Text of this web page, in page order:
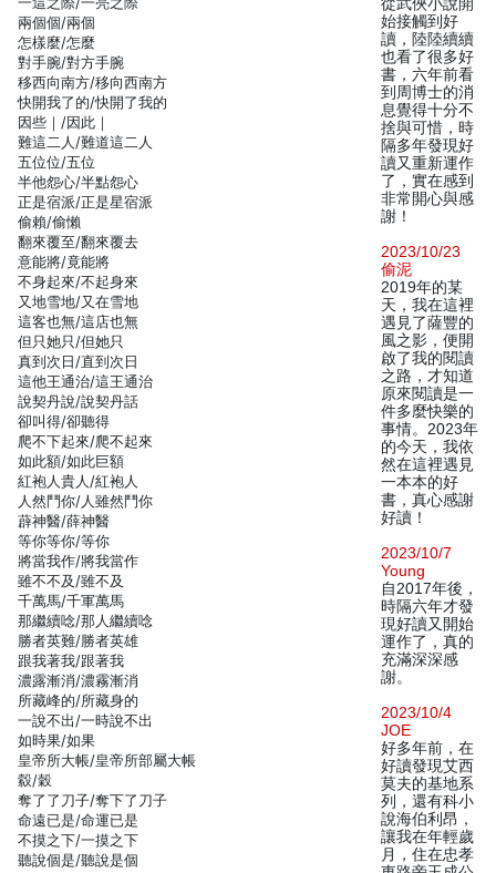
兩個個/兩個
怎樣麼/怎麼
對手腕/對方手腕
移西向南方/移向西南方
快開我了的/快開了我的
因些｜/因此｜
難這二人/難道這二人
五位位/五位
半他怨心/半點怨心
正是宿派/正是星宿派
偷賴/偷懶
翻來覆至/翻來覆去
意能將/竟能將
不身起來/不起身來
又地雪地/又在雪地
這客也無/這店也無
但只她只/但她只
真到次日/直到次日
這他王通治/這王通治
說契丹說/說契丹話
卻叫得/卻聽得
爬不下起來/爬不起來
如此額/如此巨額
紅袍人貴人/紅袍人
人然鬥你/人雖然鬥你
薜神醫/薛神醫
等你等你/等你
將當我作/將我當作
雖不不及/雖不及
千萬馬/千軍萬馬
那繼續唸/那人繼續唸
勝者英難/勝者英雄
跟我著我/跟著我
濃露漸消/濃霧漸消
所藏峰的/所藏身的
一說不出/一時說不出
如時果/如果
皇帝所大帳/皇帝所部屬大帳
縠/穀
奪了了刀子/奪下了刀子
命遠已是/命運已是
不摸之下/一摸之下
聽說個是/聽說是個
始接觸到好
讀，陸陸續續
也看了很多好
書，六年前看
到周博士的消
息覺得十分不
捨與可惜，時
隔多年發現好
讀又重新運作
了，實在感到
非常開心與感
謝！
2023/10/23
偷泥
2019年的某
天，我在這裡
遇見了薩豐的
風之影，便開
啟了我的閱讀
之路，才知道
原來閱讀是一
件多麼快樂的
事情。2023年
的今天，我依
然在這裡遇見
一本本的好
書，真心感謝
好讀！
2023/10/7
Young
自2017年後，
時隔六年才發
現好讀又開始
運作了，真的
充滿深深感
謝。
2023/10/4
JOE
好多年前，在
好讀發現艾西
莫夫的基地系
列，還有科小
說海伯利昂，
讓我在年輕歲
月，住在忠孝